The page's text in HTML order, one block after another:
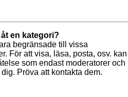
en kategori?
begränsade till vissa
För att visa, läsa, posta, osv. kan
som endast moderatorer och
Pröva att kontakta dem.